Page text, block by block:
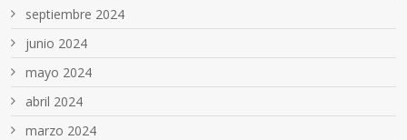
septiembre 2024
junio 2024
mayo 2024
abril 2024
marzo 2024